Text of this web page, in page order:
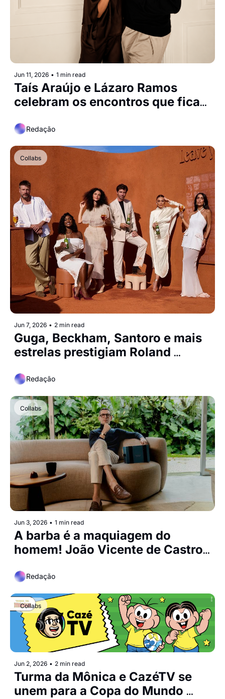
Jun 11, 2026 • 1 min read
Taís Araújo e Lázaro Ramos
celebram os encontros que ficam
Natura
Redação
Collabs
Jun 7, 2026 • 2 min read
Guga, Beckham, Santoro e mais
estrelas prestigiam Roland
Artois
Redação
Collabs
Jun 3, 2026 • 1 min read
A barba é a maquiagem do
homem! João Vicente de Castro
Philips
Redação
Collabs
Jun 2, 2026 • 2 min read
Turma da Mônica e CazéTV se
unem para a Copa do Mundo